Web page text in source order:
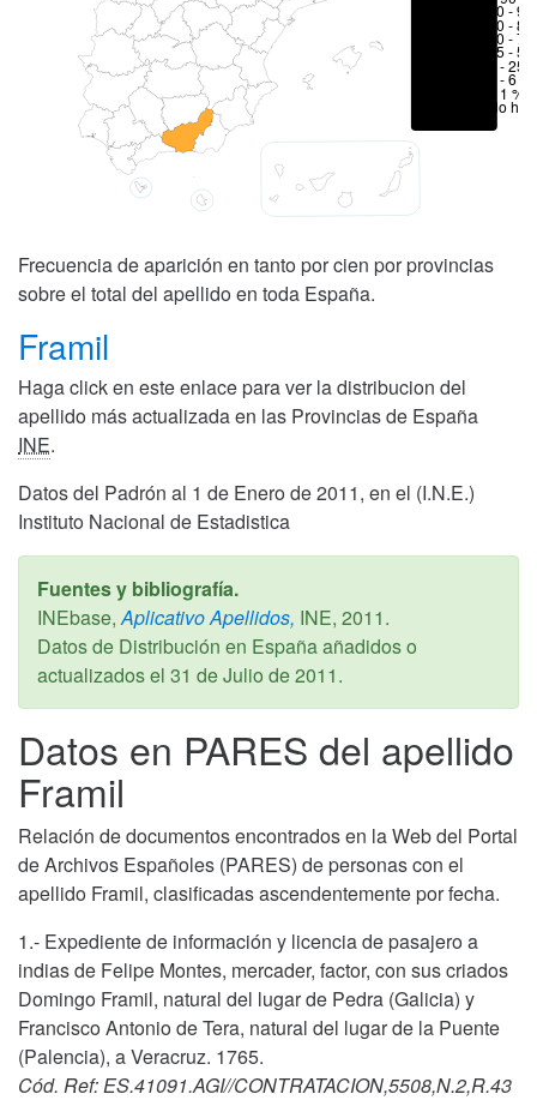
80 -
70 -
50 -
25 -
6 - 25
1 - 6 %
< 1 %
No hay
Frecuencia de aparición en tanto por cien por provincias
sobre el total del apellido en toda España.
Framil
Haga click en este enlace para ver la distribucion del
apellido más actualizada en las Provincias de España
INE.
Datos del Padrón al 1 de Enero de 2011, en el (I.N.E.)
Instituto Nacional de Estadistica
Fuentes y bibliografía.
INEbase, Aplicativo Apellidos, INE, 2011.
Datos de Distribución en España añadidos o
actualizados el 31 de Julio de 2011.
Datos en PARES del apellido
Framil
Relación de documentos encontrados en la Web del Portal
de Archivos Españoles (PARES) de personas con el
apellido Framil, clasificadas ascendentemente por fecha.
1.- Expediente de información y licencia de pasajero a
indias de Felipe Montes, mercader, factor, con sus criados
Domingo Framil, natural del lugar de Pedra (Galicia) y
Francisco Antonio de Tera, natural del lugar de la Puente
(Palencia), a Veracruz. 1765.
Cód. Ref: ES.41091.AGI//CONTRATACION,5508,N.2,R.43